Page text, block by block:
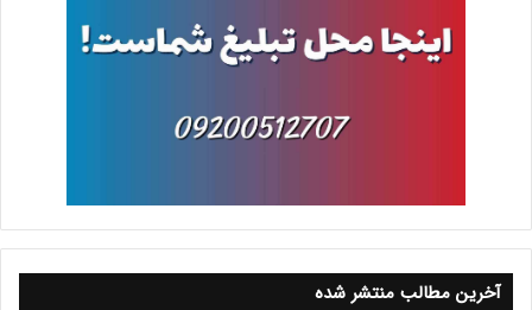
آخرین مطالب منتشر شده